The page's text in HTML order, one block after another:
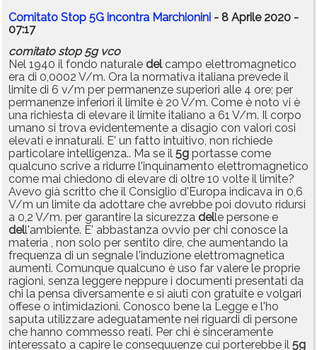
Comitato Stop 5G incontra Marchionini - 8 Aprile 2020 -
07:17
comitato stop 5g vco
Nel 1940 il fondo naturale delcampo elettromagnetico
era di 0,0002 V/m. Ora la normativa italiana prevede il
limite di 6 v/m per permanenze superiori alle 4 ore; per
permanenze inferiori il limite è 20 V/m. Come è noto vi è
una richiesta di elevare il limite italiano a 61 V/m. Il corpo
umano si trova evidentemente a disagio con valori cosi
elevati e innaturali. E' un fatto intuitivo, non richiede
particolare intelligenza.. Ma se il 5g portasse come
qualcuno scrive a ridurre l'inquinamento elettromagnetico
come mai chiedono di elevare di oltre 10 volte il limite?
Avevo già scritto che il Consiglio d'Europa indicava in 0,6
V/m un limite da adottare che avrebbe poi dovuto ridursi
a 0,2 V/m. per garantire la sicurezza delle persone e
dell'ambiente. E' abbastanza ovvio per chi conosce la
materia , non solo per sentito dire, che aumentando la
frequenza di un segnale l'induzione elettromagnetica
aumenti. Comunque qualcuno è uso far valere le proprie
ragioni, senza leggere neppure i documenti presentati da
chi la pensa diversamente e si aiuti con gratuite e volgari
offese o intimidazioni. Conosco bene la Legge e l'ho
saputa utilizzare adeguatamente nei riguardi di persone
che hanno commesso reati. Per chi è sinceramente
interessato a capire le conseguuenze cui porterebbe il 5g